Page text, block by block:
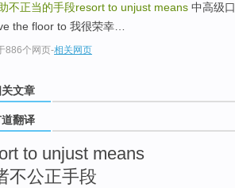
不正当的手段resort to unjust means 中高级
the floor to 我很荣幸…
886个网页-相关网页
文章
翻译
to unjust means
不公正手段